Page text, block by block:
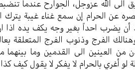
الله عزوجل، الجوارح عندما تنضبط
عن الحرام إن سمع غناء غيبة يترك
أن يضرب احداً بغير وجه يكف يده
الفرج وذنوب الفرج المتعلقة
من العينين الى القدمين وما
لو أغري بالحرام لا يفكر لا يقول كيف